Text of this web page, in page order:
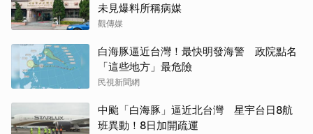
未見爆料所稱病媒
觀傳媒
白海豚逼近台灣！最快明發海警 政院點名
「這些地方」最危險
民視新聞網
中颱「白海豚」逼近北台灣 星宇台日8航
班異動！8日加開疏運